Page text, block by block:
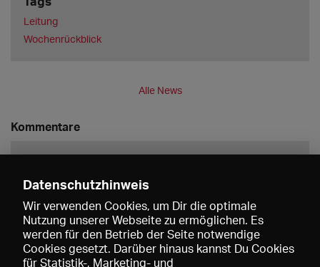
Leitung
Wochenrückblick
Alle News
Kommentare
Speichern
Datenschutzhinweis
Wir verwenden Cookies, um Dir die optimale
Nutzung unserer Webseite zu ermöglichen. Es
werden für den Betrieb der Seite notwendige
Cookies gesetzt. Darüber hinaus kannst Du Cookies
für Statistik-, Marketing- und